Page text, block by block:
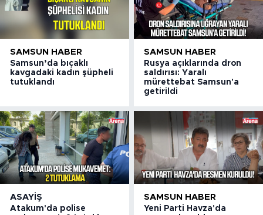
SAMSUN HABER
Samsun’da bıçaklı
kavgadaki kadın şüpheli
tutuklandı
SAMSUN HABER
Rusya açıklarında dron
saldırısı: Yaralı
mürettebat Samsun'a
getirildi
ASAYIŞ
Atakum'da polise
SAMSUN HABER
Yeni Parti Havza'da